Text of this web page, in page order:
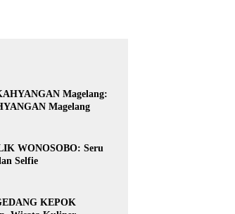
Magelang:
Magelang
WONOSOBO: Seru
Selfie
KEPOK